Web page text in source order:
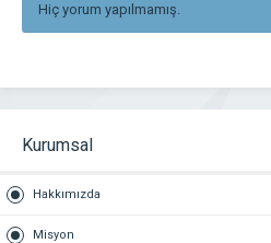
Hiç yorum yapılmamış.
Kurumsal
Hakkımızda
Misyon